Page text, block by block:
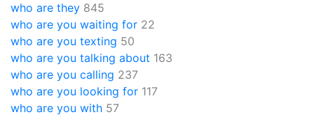
who are they 845
who are you waiting for 22
who are you texting 50
who are you talking about 163
who are you calling 237
who are you looking for 117
who are you with 57